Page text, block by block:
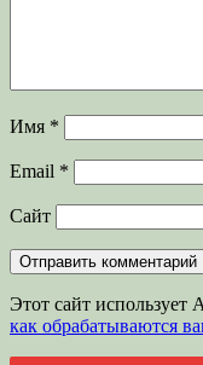
Имя *
Email *
Сайт
Этот сайт использует
как обрабатываются